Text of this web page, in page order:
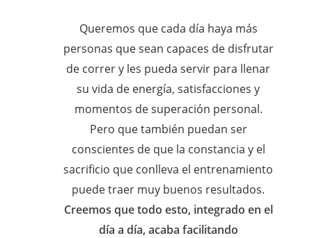
Queremos que cada día haya más
personas que sean capaces de disfrutar
de correr y les pueda servir para llenar
su vida de energía, satisfacciones y
momentos de superación personal.
Pero que también puedan ser
conscientes de que la constancia y el
sacrificio que conlleva el entrenamiento
puede traer muy buenos resultados.
Creemos que todo esto, integrado en el
día a día, acaba facilitando